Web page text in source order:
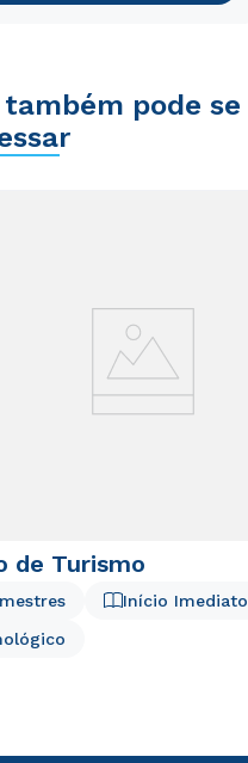
também pode se
de Turismo
Início Imediato